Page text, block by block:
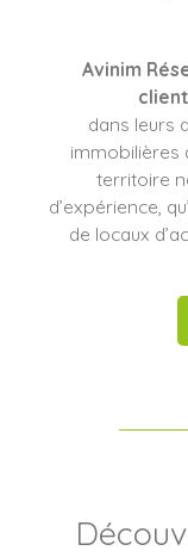
Avinim
dans leurs
immobilières
territoire
d’expérience,
de locaux